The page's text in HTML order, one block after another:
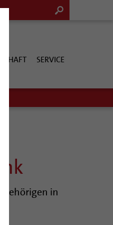
SERVICE
in